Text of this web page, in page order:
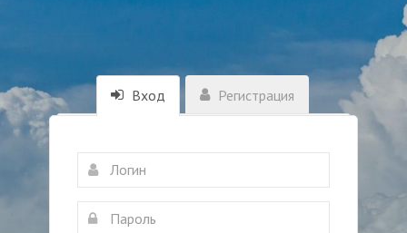
Вход Регистрация